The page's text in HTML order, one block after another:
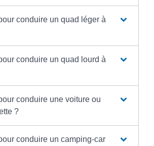
conduire un quad léger à
conduire un quad lourd à
conduire une voiture ou
?
conduire un camping-car